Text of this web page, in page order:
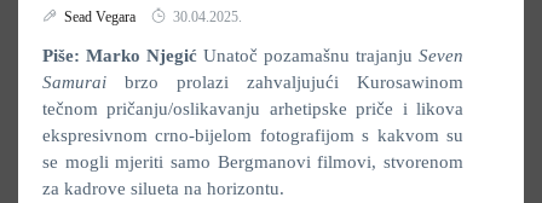
Sead Vegara 30.04.2025.
Piše: Marko Njegić Unatoč pozamašnu trajanju Seven
Samurai brzo prolazi zahvaljujući Kurosawinom
tečnom pričanju/oslikavanju arhetipske priče i likova
ekspresivnom crno-bijelom fotografijom s kakvom su
se mogli mjeriti samo Bergmanovi filmovi, stvorenom
za kadrove silueta na horizontu.